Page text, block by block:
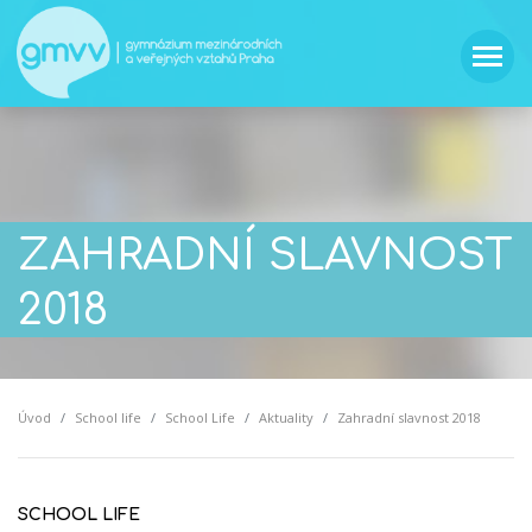
ZAHRADNÍ SLAVNOST
2018
Úvod School life School Life Aktuality Zahradní slavnost 2018
SCHOOL LIFE